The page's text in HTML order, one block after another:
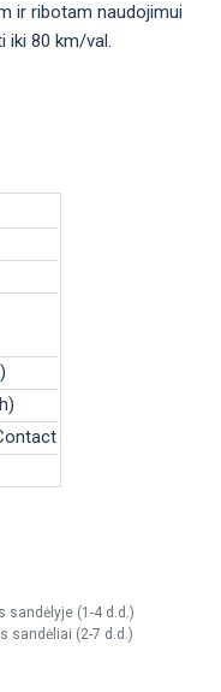
ir ribotam naudojimui
iki 80 km/val.
sandėlyje (1-4 d.d.)
sandėliai (2-7 d.d.)